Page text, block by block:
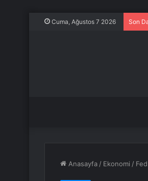
Cuma, Ağustos 7 2026 Son
Anasayfa / Ekonomi /